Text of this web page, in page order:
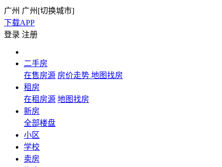
广州 广州[切换城市]
下载APP
登录 注册
二手房
在售房源 房价走势 地图找房
租房
在租房源 地图找房
新房
全部楼盘
小区
学校
卖房